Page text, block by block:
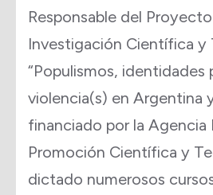
Responsable del
Investigación Científica y
“Populismos, identidades
violencia(s) en Argentina
financiado por la Agencia
Promoción Científica y
dictado numerosos